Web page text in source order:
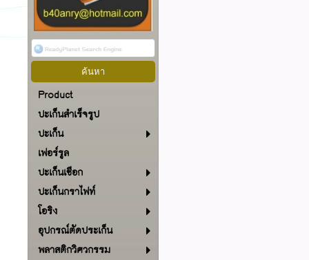
Product
ปะเก็นสำเร็จรูป
ปะเก็น
เฟอร์รูล
ปะเก็นเชือก
ปะเก็นกราไฟท์
โอริง
อุปกรณ์ตัดประเก็น
พลาสติกวิศวกรรม